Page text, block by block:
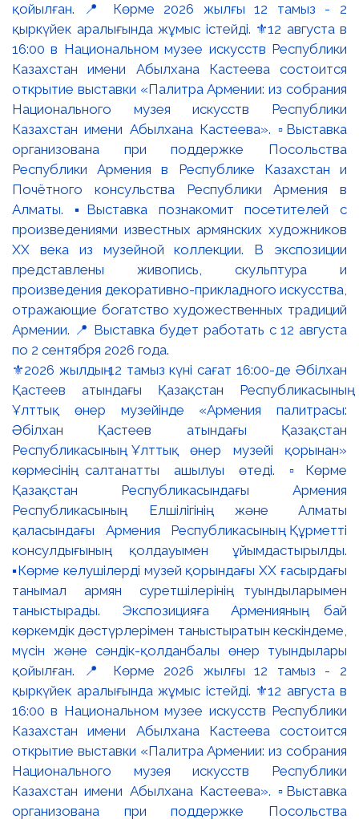
⚜️2026 жылдың 12 тамыз күні сағат 16:00-де Әбілхан
Қастеев атындағы Қазақстан Республикасының
Ұлттық өнер музейінде «Армения палитрасы:
Әбілхан Қастеев атындағы Қазақстан
Республикасының Ұлттық өнер музейі қорынан»
көрмесінің салтанатты ашылуы өтеді. ▫️Көрме
Қазақстан Республикасындағы Армения
Республикасының Елшілігінің және Алматы
қаласындағы Армения Республикасының Құрметті
консулдығының қолдауымен ұйымдастырылды.
▪️Көрме келушілерді музей қорындағы ХХ ғасырдағы
танымал армян суретшілерінің туындыларымен
таныстырады. Экспозицияға Арменияның бай
көркемдік дәстүрлерімен таныстыратын кескіндеме,
мүсін және сәндік-қолданбалы өнер туындылары
қойылған. 📍 Көрме 2026 жылғы 12 тамыз - 2
қыркүйек аралығында жұмыс істейді. ⚜️12 августа в
16:00 в Национальном музее искусств Республики
Казахстан имени Абылхана Кастеева состоится
открытие выставки «Палитра Армении: из собрания
Национального музея искусств Республики
Казахстан имени Абылхана Кастеева». ▫️Выставка
организована при поддержке Посольства